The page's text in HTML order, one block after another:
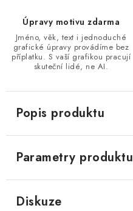
Úpravy motivu zdarma
Jméno, věk, text i jednoduché
grafické úpravy provádíme bez
příplatku. S vaší grafikou pracují
skuteční lidé, ne AI.
Popis produktu
Parametry produktu
Diskuze